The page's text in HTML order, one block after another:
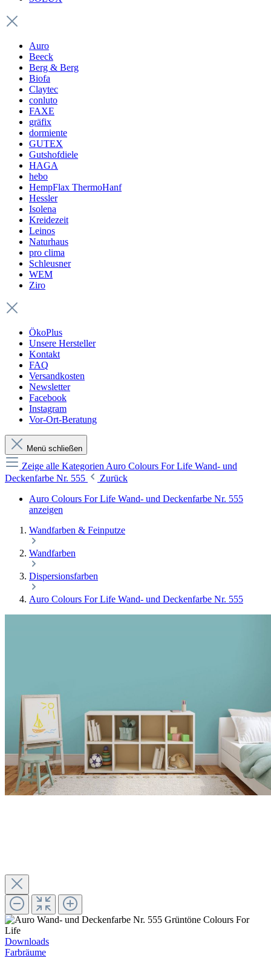
Auro
Beeck
Berg & Berg
Biofa
Claytec
conluto
FAXE
gräfix
dormiente
GUTEX
Gutshofdiele
HAGA
hebo
HempFlax ThermoHanf
Hessler
Isolena
Kreidezeit
Leinos
Naturhaus
pro clima
Schleusner
WEM
Ziro
ÖkoPlus
Unsere Hersteller
Kontakt
FAQ
Versandkosten
Newsletter
Facebook
Instagram
Vor-Ort-Beratung
Menü schließen
Zeige alle Kategorien Auro Colours For Life Wand- und
Deckenfarbe Nr. 555
Zurück
Auro Colours For Life Wand- und Deckenfarbe Nr. 555
anzeigen
Wandfarben & Feinputze
Wandfarben
Dispersionsfarben
Auro Colours For Life Wand- und Deckenfarbe Nr. 555
Downloads
Farbräume